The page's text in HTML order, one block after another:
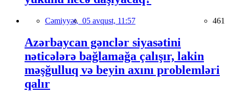
Cəmiyyət, 05 avqust, 11:57 461
Azərbaycan gənclər siyasətini
nəticələrə bağlamağa çalışır, lakin
məşğulluq və beyin axını problemləri
qalır